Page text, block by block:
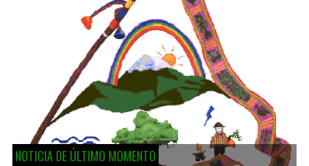
NOTICIA DE ÚLTIMO MOMENTO